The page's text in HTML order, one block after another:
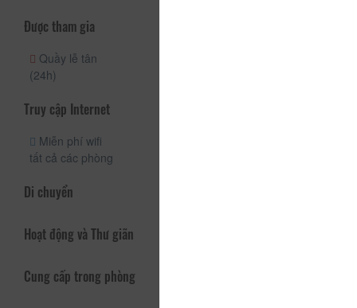
Được tham gia
Quầy lễ tân
(24h)
Truy cập Internet
Miễn phí wifi
tất cả các phòng
Di chuyển
Hoạt động và Thư giãn
Cung cấp trong phòng